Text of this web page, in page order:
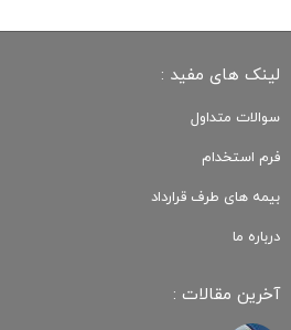
لینک های مفید :
سوالات متداول
فرم استخدام
بیمه های طرف قرارداد
درباره ما
آخرین مقالات :